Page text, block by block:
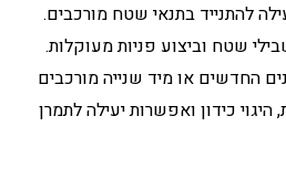
להתנייד בתנאי שטח מורכבים.
שטח וביצוע פניות מעוקלות.
החדשים או מיד שנייה מורכבים
כידון ואפשרות יעילה לתמרן